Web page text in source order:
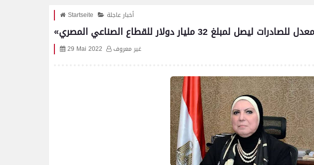
Startseite أخبار عاجلة
32 مليار دولار للقطاع الصناعي المصري
29 Mai 2022 غير معروف